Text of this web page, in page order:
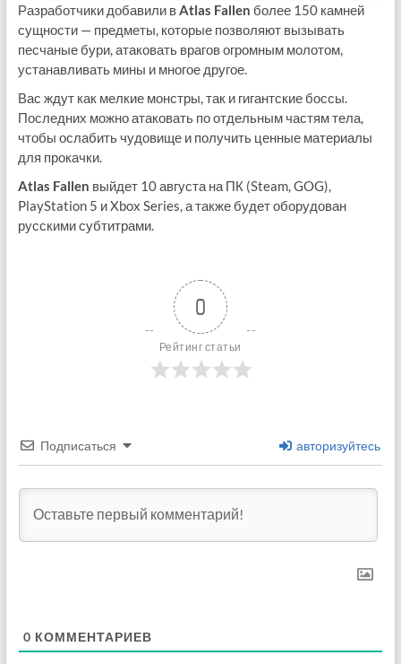
Разработчики добавили в Atlas Fallen более 150 камней
сущности — предметы, которые позволяют вызывать
песчаные бури, атаковать врагов огромным молотом,
устанавливать мины и многое другое.
Вас ждут как мелкие монстры, так и гигантские боссы.
Последних можно атаковать по отдельным частям тела,
чтобы ослабить чудовище и получить ценные материалы
для прокачки.
Atlas Fallen выйдет 10 августа на ПК (Steam, GOG),
PlayStation 5 и Xbox Series, а также будет оборудован
русскими субтитрами.
0
Рейтинг статьи
Подписаться авторизуйтесь
0 КОММЕНТАРИЕВ